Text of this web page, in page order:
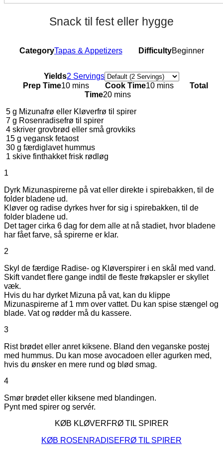
Snack til fest eller hygge
CategoryTapas & Appetizers DifficultyBeginner
Yields2 ServingsServings
Prep Time10 mins Cook Time10 mins
Total
Time20 mins
5 g Mizunafrø eller Kløverfrø til spirer
7 g Rosenradisefrø til spirer
4 skriver grovbrød eller små grovkiks
15 g vegansk fetaost
30 g færdiglavet hummus
1 skive finthakket frisk rødløg
1
Dyrk Mizunaspirerne på vat eller direkte i spirebakken, til de
folder bladene ud.
Kløver og radise dyrkes hver for sig i spirebakken, til de
folder bladene ud.
Det tager cirka 6 dag for dem alle at nå stadiet, hvor bladene
har fået farve, så spirerne er klar.
2
Skyl de færdige Radise- og Kløverspirer i en skål med vand.
Skift vandet flere gange indtil de fleste frøkapsler er skyllet
væk.
Hvis du har dyrket Mizuna på vat, kan du klippe
Mizunaspirerne af 1 mm over vattet. Du kan spise stængel og
blade. Vat og rødder må du kassere.
3
Rist brødet eller anret kiksene. Bland den veganske postej
med hummus. Du kan mose avocadoen eller agurken med,
hvis du ønsker en mere rund og blød smag.
4
Smør brødet eller kiksene med blandingen.
Pynt med spirer og servér.
KØB KLØVERFRØ TIL SPIRER
KØB ROSENRADISEFRØ TIL SPIRER